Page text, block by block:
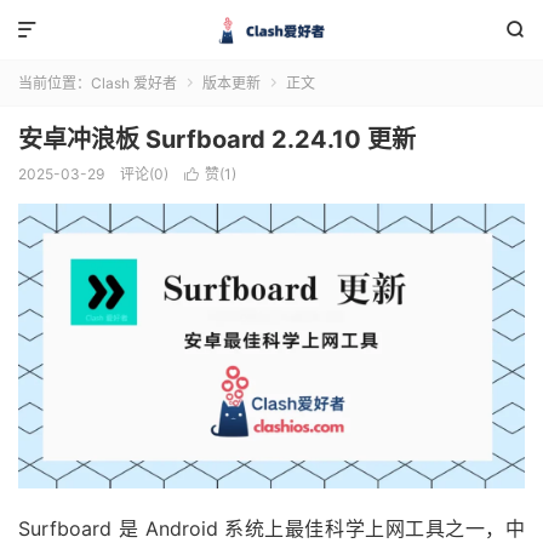


当前位置： Clash 爱好者  版本更新  正文
安卓冲浪板 Surfboard 2.24.10 更新
2025-03-29 评论(0)  赞(1 )
Surfboard 是 Android 系统上最佳科学上网工具之一，中